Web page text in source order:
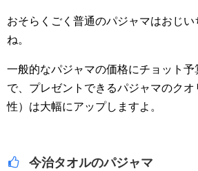
おそらくごく普通のパジャマはおじい
ね。
一般的なパジャマの価格にチョット
で、プレゼントできるパジャマのク
性）は大幅にアップしますよ。
今治タオルのパジャマ